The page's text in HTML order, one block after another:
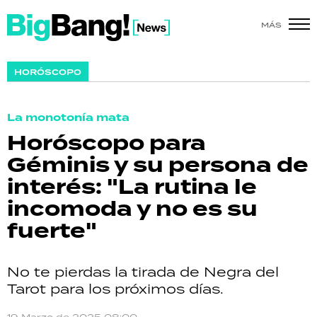
MÁS
HORÓSCOPO
La monotonía mata
Horóscopo para
Géminis y su persona de
interés: "La rutina le
incomoda y no es su
fuerte"
No te pierdas la tirada de Negra del
Tarot para los próximos días.
SHOW
ACTUALIDAD
POLICIALES
ECONOMÍA
GRAN HERMANO
SALUD
DEPORTES